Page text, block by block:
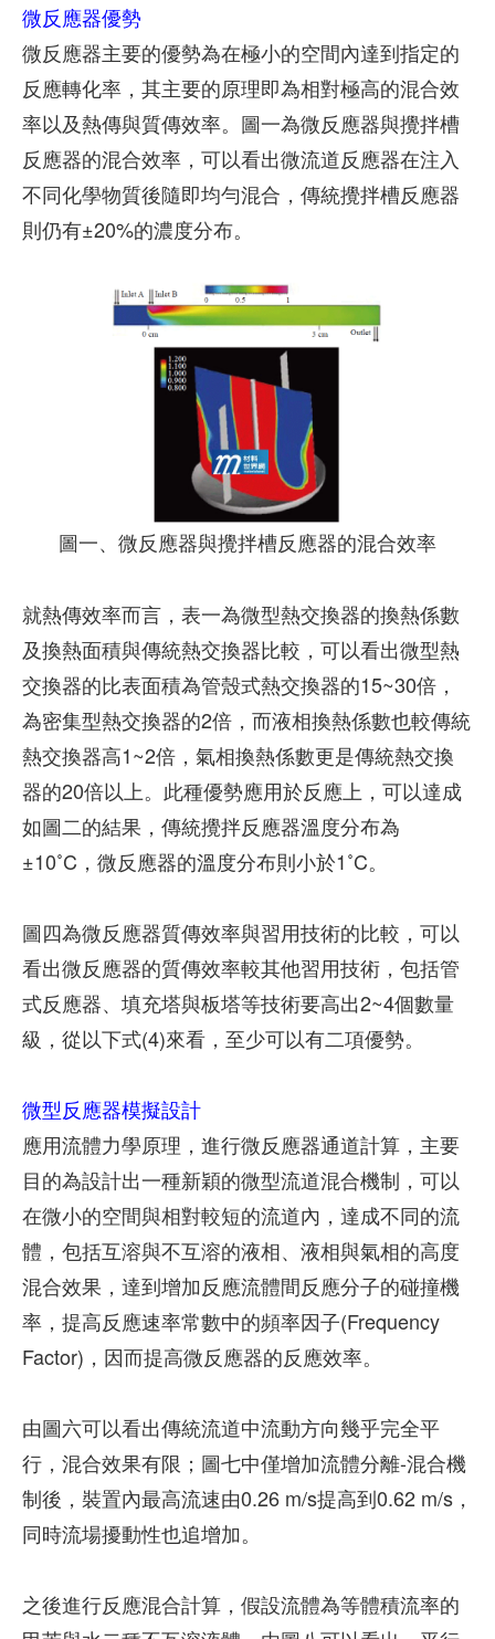
微反應器優勢
微反應器主要的優勢為在極小的空間內達到指定的
反應轉化率，其主要的原理即為相對極高的混合效
率以及熱傳與質傳效率。圖一為微反應器與攪拌槽
反應器的混合效率，可以看出微流道反應器在注入
不同化學物質後隨即均勻混合，傳統攪拌槽反應器
則仍有±20%的濃度分布。
圖一、微反應器與攪拌槽反應器的混合效率
就熱傳效率而言，表一為微型熱交換器的換熱係數
及換熱面積與傳統熱交換器比較，可以看出微型熱
交換器的比表面積為管殼式熱交換器的15~30倍，
為密集型熱交換器的2倍，而液相換熱係數也較傳統
熱交換器高1~2倍，氣相換熱係數更是傳統熱交換
器的20倍以上。此種優勢應用於反應上，可以達成
如圖二的結果，傳統攪拌反應器溫度分布為
±10˚C，微反應器的溫度分布則小於1˚C。
圖四為微反應器質傳效率與習用技術的比較，可以
看出微反應器的質傳效率較其他習用技術，包括管
式反應器、填充塔與板塔等技術要高出2~4個數量
級，從以下式(4)來看，至少可以有二項優勢。
微型反應器模擬設計
應用流體力學原理，進行微反應器通道計算，主要
目的為設計出一種新穎的微型流道混合機制，可以
在微小的空間與相對較短的流道內，達成不同的流
體，包括互溶與不互溶的液相、液相與氣相的高度
混合效果，達到增加反應流體間反應分子的碰撞機
率，提高反應速率常數中的頻率因子(Frequency
Factor)，因而提高微反應器的反應效率。
由圖六可以看出傳統流道中流動方向幾乎完全平
行，混合效果有限；圖七中僅增加流體分離-混合機
制後，裝置內最高流速由0.26 m/s提高到0.62 m/s，
同時流場擾動性也追增加。
之後進行反應混合計算，假設流體為等體積流率的